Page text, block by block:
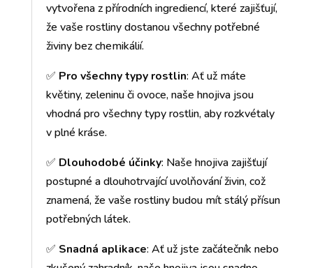
vytvořena z přírodních ingrediencí, které zajišťují,
že vaše rostliny dostanou všechny potřebné
živiny bez chemikálií.
✅ Pro všechny typy rostlin: Ať už máte
květiny, zeleninu či ovoce, naše hnojiva jsou
vhodná pro všechny typy rostlin, aby rozkvétaly
v plné kráse.
✅ Dlouhodobé účinky: Naše hnojiva zajišťují
postupné a dlouhotrvající uvolňování živin, což
znamená, že vaše rostliny budou mít stálý přísun
potřebných látek.
✅ Snadná aplikace: Ať už jste začátečník nebo